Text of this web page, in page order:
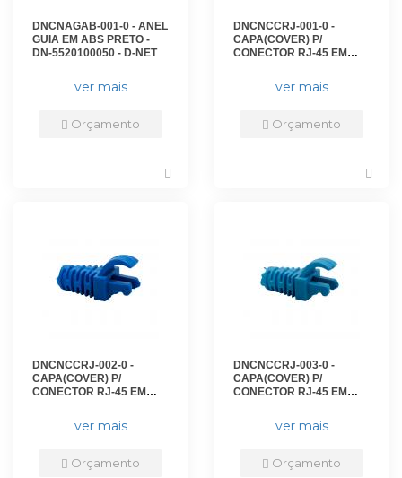
DNCNAGAB-001-0 - ANEL
GUIA EM ABS PRETO -
DN-5520100050 - D-NET
ver mais
Orçamento
DNCNCCRJ-001-0 -
CAPA(COVER) P/
CONECTOR RJ-45 EM
DN-6221700010 - D-NET
ver mais
Orçamento
DNCNCCRJ-002-0 -
CAPA(COVER) P/
CONECTOR RJ-45 EM
6221500010 - D-NET
ver mais
Orçamento
DNCNCCRJ-003-0 -
CAPA(COVER) P/
CONECTOR RJ-45 EM
50) - DN-6222700010 - D-
ver mais
Orçamento